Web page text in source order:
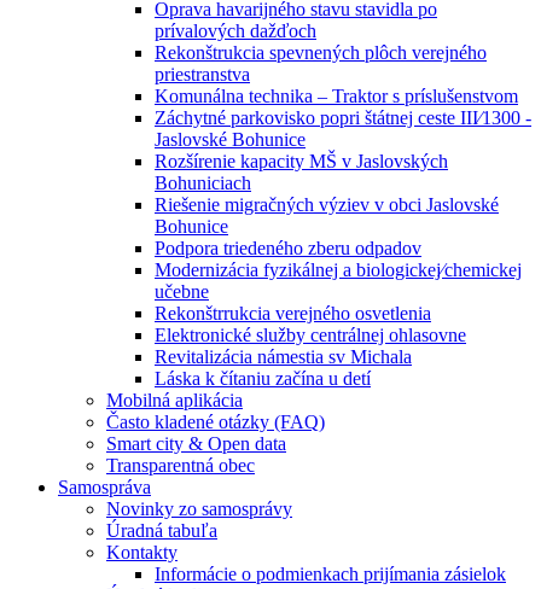
Oprava havarijného stavu stavidla po
prívalových dažďoch
Rekonštrukcia spevnených plôch verejného
priestranstva
Komunálna technika – Traktor s príslušenstvom
Záchytné parkovisko popri štátnej ceste III⁄1300 -
Jaslovské Bohunice
Rozšírenie kapacity MŠ v Jaslovských
Bohuniciach
Riešenie migračných výziev v obci Jaslovské
Bohunice
Podpora triedeného zberu odpadov
Modernizácia fyzikálnej a biologickej⁄chemickej
učebne
Rekonštrrukcia verejného osvetlenia
Elektronické služby centrálnej ohlasovne
Revitalizácia námestia sv Michala
Láska k čítaniu začína u detí
Mobilná aplikácia
Často kladené otázky (FAQ)
Smart city & Open data
Transparentná obec
Samospráva
Novinky zo samosprávy
Úradná tabuľa
Kontakty
Informácie o podmienkach prijímania zásielok